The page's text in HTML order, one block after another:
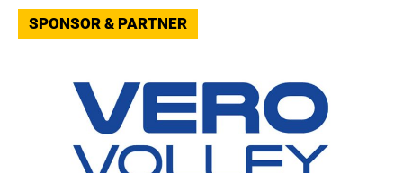
SPONSOR & PARTNER